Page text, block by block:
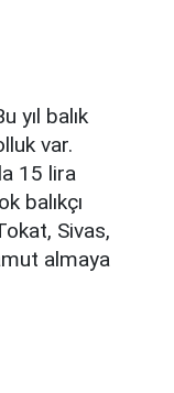
yıl balık
var.
15 lira
balıkçı
Sivas,
almaya